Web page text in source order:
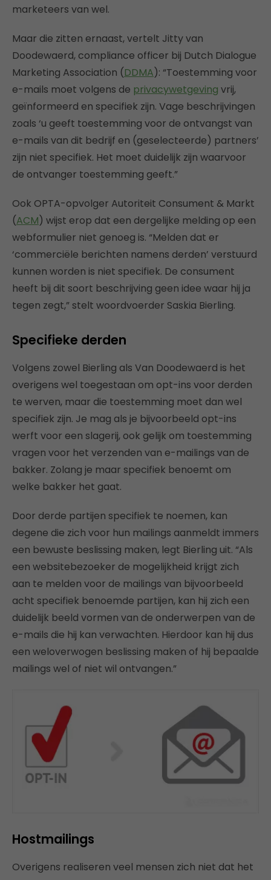
marketeers van wel.
Maar die zitten ernaast, vertelt Jitty van
Doodewaerd, compliance officer bij Dutch Dialogue
Marketing Association (DDMA): “Toestemming voor
e-mails moet volgens de privacywetgeving vrij,
geïnformeerd en specifiek zijn. Vage beschrijvingen
zoals ‘u geeft toestemming voor de ontvangst van
e-mails van dit bedrijf en (geselecteerde) partners’
zijn niet specifiek. Het moet duidelijk zijn waarvoor
de ontvanger toestemming geeft.”
Ook OPTA-opvolger Autoriteit Consument & Markt
(ACM) wijst erop dat een dergelijke melding op een
webformulier niet genoeg is. “Melden dat er
‘commerciële berichten namens derden’ verstuurd
kunnen worden is niet specifiek. De consument
heeft bij dit soort beschrijving geen idee waar hij ja
tegen zegt,” stelt woordvoerder Saskia Bierling.
Specifieke derden
Volgens zowel Bierling als Van Doodewaerd is het
overigens wel toegestaan om opt-ins voor derden
te werven, maar die toestemming moet dan wel
specifiek zijn. Je mag als je bijvoorbeeld opt-ins
werft voor een slagerij, ook gelijk om toestemming
vragen voor het verzenden van e-mailings van de
bakker. Zolang je maar specifiek benoemt om
welke bakker het gaat.
Door derde partijen specifiek te noemen, kan
degene die zich voor hun mailings aanmeldt immers
een bewuste beslissing maken, legt Bierling uit. “Als
een websitebezoeker de mogelijkheid krijgt zich
aan te melden voor de mailings van bijvoorbeeld
acht specifiek benoemde partijen, kan hij zich een
duidelijk beeld vormen van de onderwerpen van de
e-mails die hij kan verwachten. Hierdoor kan hij dus
een weloverwogen beslissing maken of hij bepaalde
mailings wel of niet wil ontvangen.”
Hostmailings
Overigens realiseren veel mensen zich niet dat het